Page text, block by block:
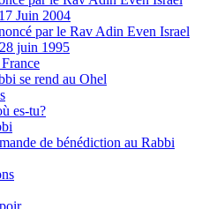
Juin 2004
par le Rav Adin Even Israel
juin 1995
se rend au Ohel
es-tu?
de bénédiction au Rabbi